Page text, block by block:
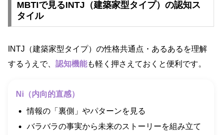
MBTIで見るINTJ（建築家型タイプ）の認知ス
タイル
INTJ（建築家型タイプ）の性格共通点・あるあるを理解
するうえで、 認知機能も軽く押さえておくと便利です。
Ni（内向的直感）
情報の「裏側」やパターンを見る
バラバラの事実から未来のストーリーを組み立て